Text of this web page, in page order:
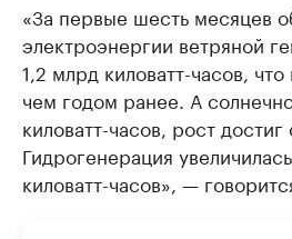
«За первые шесть месяцев
электроэнергии ветряной
1,2 млрд киловатт-часов,
чем годом ранее. А
киловатт-часов, рост достиг
Гидрогенерация
киловатт-часов», —